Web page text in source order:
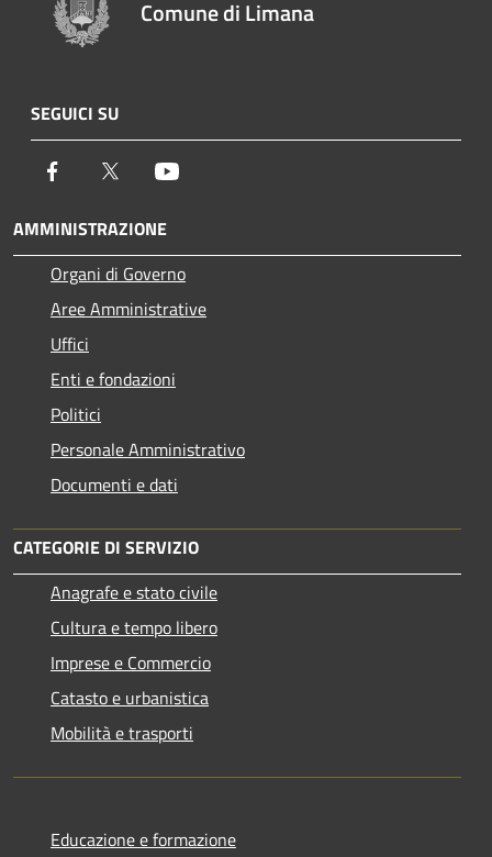
Comune di Limana
SEGUICI SU
Facebook Twitter
AMMINISTRAZIONE
Organi di Governo
Aree Amministrative
Uffici
Enti e fondazioni
Politici
Personale Amministrativo
Documenti e dati
CATEGORIE DI SERVIZIO
Anagrafe e stato civile
Cultura e tempo libero
Imprese e Commercio
Catasto e urbanistica
Mobilità e trasporti
Educazione e formazione